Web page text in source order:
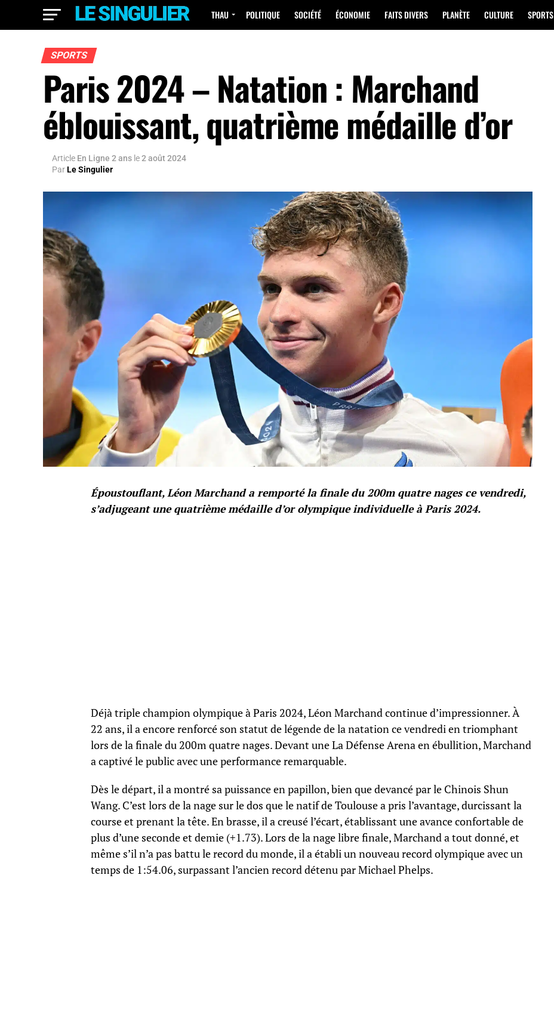
THAU POLITIQUE SOCIÉTÉ ÉCONOMIE FAITS DIVERS PLANÈTE CULTURE SPORTS
SPORTS
Paris 2024 – Natation : Marchand
éblouissant, quatrième médaille d’or
Article En Ligne 2 ans le2 août 2024
ParLe Singulier
Époustouflant, Léon Marchand a remporté la finale du 200m quatre nages ce vendredi,
s’adjugeant une quatrième médaille d’or olympique individuelle à Paris 2024.
Déjà triple champion olympique à Paris 2024, Léon Marchand continue d’impressionner. À
22 ans, il a encore renforcé son statut de légende de la natation ce vendredi en triomphant
lors de la finale du 200m quatre nages. Devant une La Défense Arena en ébullition, Marchand
a captivé le public avec une performance remarquable.
Dès le départ, il a montré sa puissance en papillon, bien que devancé par le Chinois Shun
Wang. C’est lors de la nage sur le dos que le natif de Toulouse a pris l’avantage, durcissant la
course et prenant la tête. En brasse, il a creusé l’écart, établissant une avance confortable de
plus d’une seconde et demie (+1.73). Lors de la nage libre finale, Marchand a tout donné, et
même s’il n’a pas battu le record du monde, il a établi un nouveau record olympique avec un
temps de 1:54.06, surpassant l’ancien record détenu par Michael Phelps.